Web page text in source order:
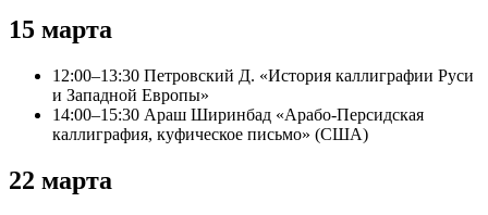
15 марта
12:00–13:30 Петровский Д. «История каллиграфии Руси
и Западной Европы»
14:00–15:30 Араш Ширинбад «Арабо-Персидская
каллиграфия, куфическое письмо» (США)
22 марта